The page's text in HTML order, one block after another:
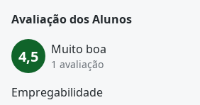
Avaliação dos Alunos
4,5 Muito boa
1 avaliação
Empregabilidade